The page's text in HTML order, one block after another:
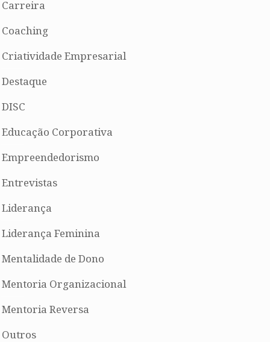
Carreira
Coaching
Criatividade Empresarial
Destaque
DISC
Educação Corporativa
Empreendedorismo
Entrevistas
Liderança
Liderança Feminina
Mentalidade de Dono
Mentoria Organizacional
Mentoria Reversa
Outros